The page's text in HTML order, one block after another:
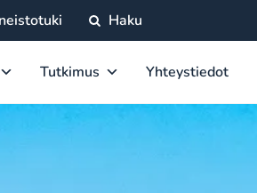
Haku
Tutkimus Yhteystiedot